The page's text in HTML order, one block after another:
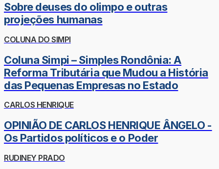
Sobre deuses do olimpo e outras
projeções humanas
COLUNA DO SIMPI
Coluna Simpi – Simples Rondônia: A
Reforma Tributária que Mudou a História
das Pequenas Empresas no Estado
CARLOS HENRIQUE
OPINIÃO DE CARLOS HENRIQUE ÂNGELO -
Os Partidos políticos e o Poder
RUDINEY PRADO